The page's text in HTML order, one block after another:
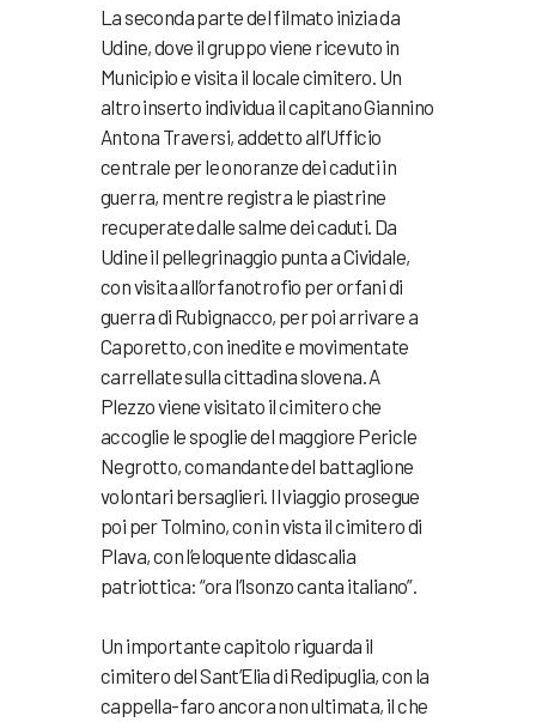
La seconda parte del filmato inizia da
Udine, dove il gruppo viene ricevuto in
Municipio e visita il locale cimitero. Un
altro inserto individua il capitano Giannino
Antona Traversi, addetto all’Ufficio
centrale per le onoranze dei caduti in
guerra, mentre registra le piastrine
recuperate dalle salme dei caduti. Da
Udine il pellegrinaggio punta a Cividale,
con visita all’orfanotrofio per orfani di
guerra di Rubignacco, per poi arrivare a
Caporetto, con inedite e movimentate
carrellate sulla cittadina slovena. A
Plezzo viene visitato il cimitero che
accoglie le spoglie del maggiore Pericle
Negrotto, comandante del battaglione
volontari bersaglieri. Il viaggio prosegue
poi per Tolmino, con in vista il cimitero di
Plava, con l’eloquente didascalia
patriottica: “ora l’Isonzo canta italiano”.
Un importante capitolo riguarda il
cimitero del Sant’Elia di Redipuglia, con la
cappella-faro ancora non ultimata, il che